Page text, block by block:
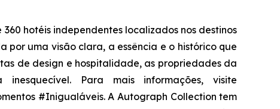
hotéis independentes localizados nos destinos
por uma visão clara, a essência e o histórico que
de design e hospitalidade, as propriedades da
Para mais informações, visite
#Inigualáveis. A Autograph Collection tem